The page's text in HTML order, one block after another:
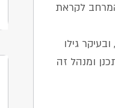
לקראת
גילו
ומנהל זה